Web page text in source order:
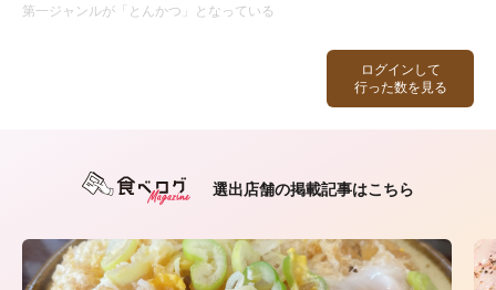
ログインして
行った数を見る
第一ジャンルが「とんかつ」となっている
選出店舗の掲載記事はこちら